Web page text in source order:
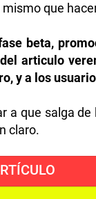
que
beta,
articulo
y a los
a que salga
claro.